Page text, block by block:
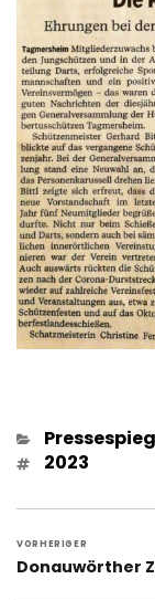
Kategorien
Schlagwörter
2023
VORHERIGER
Vorheriger
Donauwörther